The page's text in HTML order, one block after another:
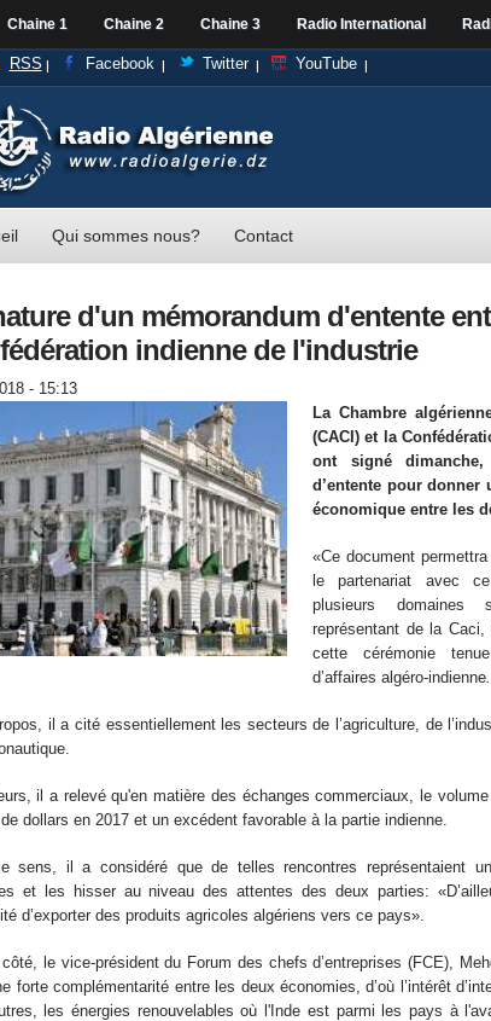
Chaine 1 Chaine 2 Chaine 3 Radio International
RSS Facebook Twitter YouTube
Qui sommes nous? Contact
d'un mémorandum d'entente
indienne de l'industrie
- 15:13
La Chambre
(CACI) et la
ont signé
d’entente pour donner
économique entre les
«Ce document
le partenariat avec
plusieurs domaines
représentant de la
cette cérémonie
d’affaires algéro-indienne.
il a cité essentiellement les secteurs de l’agriculture, de
il a relevé qu'en matière des échanges commerciaux, le
dollars en 2017 et un excédent favorable à la partie indienne.
sens, il a considéré que de telles rencontres représentaient
et les hisser au niveau des attentes des deux parties:
d’exporter des produits agricoles algériens vers ce pays».
côté, le vice-président du Forum des chefs d’entreprises (FCE),
forte complémentarité entre les deux économies, d’où l’intérêt
les énergies renouvelables où l'Inde est parmi les pays à